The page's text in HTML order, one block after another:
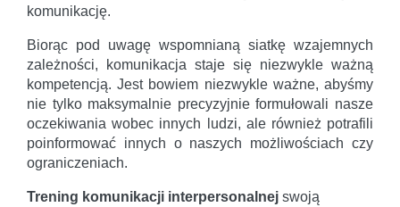
komunikację.
Biorąc pod uwagę wspomnianą siatkę wzajemnych
zależności, komunikacja staje się niezwykle ważną
kompetencją. Jest bowiem niezwykle ważne, abyśmy
nie tylko maksymalnie precyzyjnie formułowali nasze
oczekiwania wobec innych ludzi, ale również potrafili
poinformować innych o naszych możliwościach czy
ograniczeniach.
Trening komunikacji interpersonalnej swoją